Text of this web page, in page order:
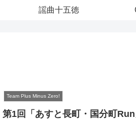
謡曲十五徳
Team Plus Minus Zero!
第1回「あすと長町・国分町